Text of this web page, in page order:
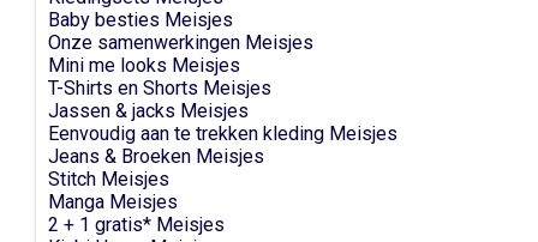
Baby besties Meisjes
Onze samenwerkingen Meisjes
Mini me looks Meisjes
T-Shirts en Shorts Meisjes
Jassen & jacks Meisjes
Eenvoudig aan te trekken kleding Meisjes
Jeans & Broeken Meisjes
Stitch Meisjes
Manga Meisjes
2 + 1 gratis* Meisjes